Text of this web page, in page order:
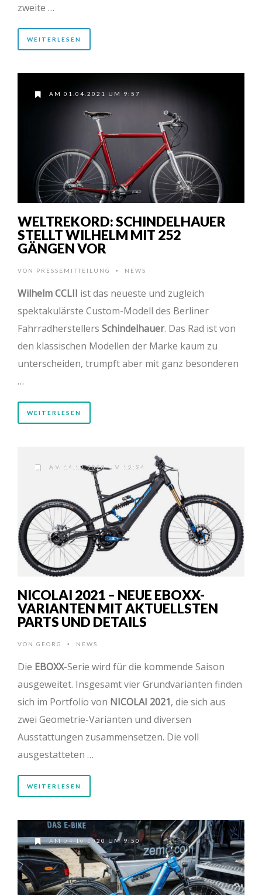
zweite …
WEITERLESEN
AM 01.04.2021 UM 9:57
WELTREKORD: SCHINDELHAUER
STELLT WILHELM MIT 252
GÄNGEN VOR
VON PRESSEMITTEILUNG • NEWS
Wilhelm CCLII ist das neueste und zugleich
spektakulärste Custom-Modell des Berliner
Fahrradherstellers Schindelhauer. Das Rad ist von
den klassischen Modellen der Marke kaum zu
unterscheiden, trumpft aber mit ganz besonderen
…
WEITERLESEN
AM 14.12.2020 UM 12:24
NICOLAI 2021 – NEUE EBOXX-
VARIANTEN MIT AKTUELLSTEN
PARTS UND DETAILS
VON GEORG • NEWS
Die EBOXX-Serie wird für die kommende Saison
ausgeweitet. Insgesamt vier Grundvarianten finden
sich im Portfolio von NICOLAI 2021, die sich aus
zwei Geometrie-Varianten und diversen
Ausstattungen zusammensetzen. Die voll
ausgestatteten …
WEITERLESEN
AM 04.10.2020 UM 9:50